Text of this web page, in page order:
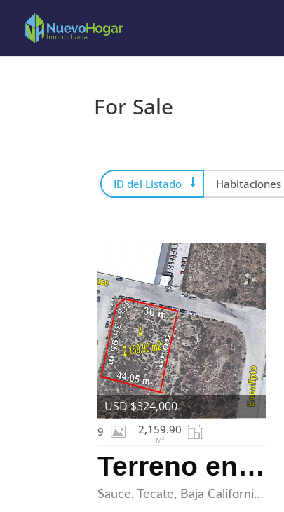
For Sale
ORDEN
ID del Listado Habitaciones
Terreno en Venta en Tecate
Sauce, Tecate, Baja California 21430
9 2,159.90
M²
USD $324,000